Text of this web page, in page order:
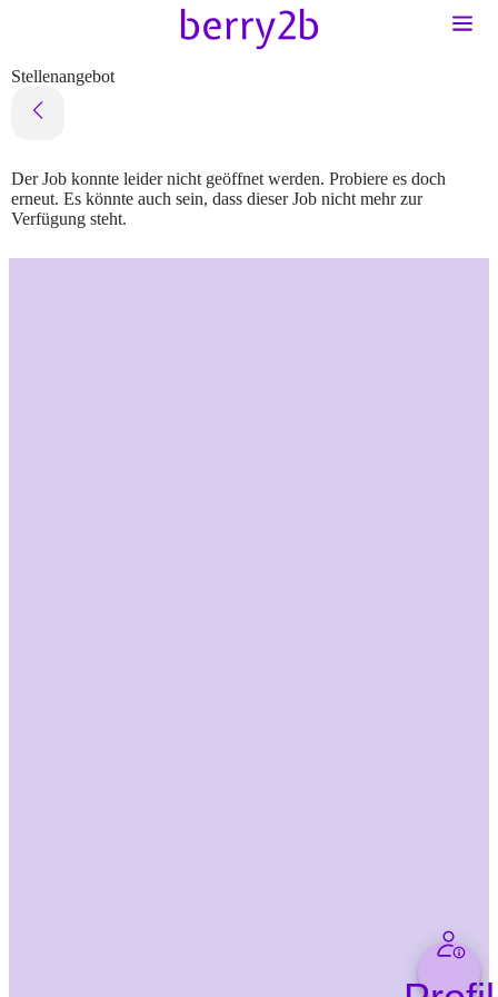
Stellenangebot
Der Job konnte leider nicht geöffnet werden. Probiere es doch
erneut. Es könnte auch sein, dass dieser Job nicht mehr zur
Verfügung steht.